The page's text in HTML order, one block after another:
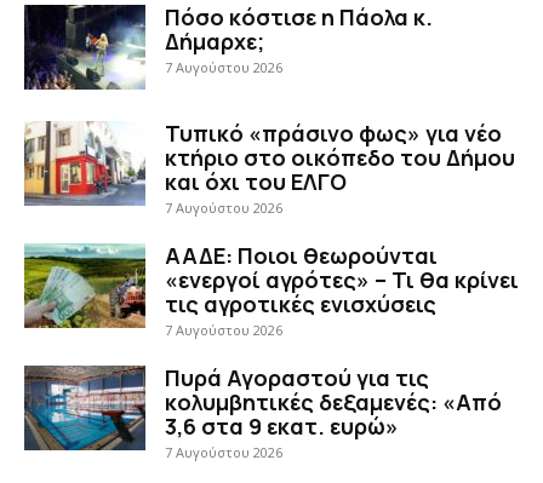
Πόσο κόστισε η Πάολα κ.
Δήμαρχε;
7 Αυγούστου 2026
Τυπικό «πράσινο φως» για νέο
κτήριο στο οικόπεδο του Δήμου
και όχι του ΕΛΓΟ
7 Αυγούστου 2026
ΑΑΔΕ: Ποιοι θεωρούνται
«ενεργοί αγρότες» – Τι θα κρίνει
τις αγροτικές ενισχύσεις
7 Αυγούστου 2026
Πυρά Αγοραστού για τις
κολυμβητικές δεξαμενές: «Από
3,6 στα 9 εκατ. ευρώ»
7 Αυγούστου 2026